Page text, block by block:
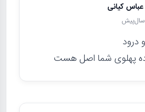
عباس کیانی
پیش
درود
پهلوی شما اصل هست